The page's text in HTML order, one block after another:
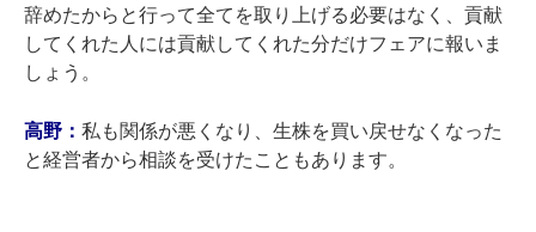
辞めたからと行って全てを取り上げる必要はなく、貢献
してくれた人には貢献してくれた分だけフェアに報いま
しょう。
高野： 私も関係が悪くなり、生株を買い戻せなくなった
と経営者から相談を受けたこともあります。